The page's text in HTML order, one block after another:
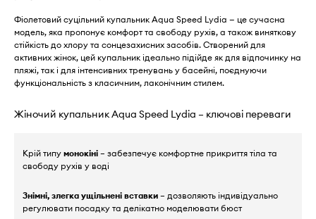
Фіолетовий суцільний купальник Aqua Speed Lydia — це сучасна
модель, яка пропонує комфорт та свободу рухів, а також виняткову
стійкість до хлору та сонцезахисних засобів. Створений для
активних жінок, цей купальник ідеально підійде як для відпочинку на
пляжі, так і для інтенсивних тренувань у басейні, поєднуючи
функціональність з класичним, лаконічним стилем.
Жіночий купальник Aqua Speed Lydia – ключові переваги
Крій типу монокіні – забезпечує комфортне прикриття тіла та
свободу рухів у воді
Знімні, злегка ущільнені вставки – дозволяють індивідуально
регулювати посадку та делікатно моделювати бюст